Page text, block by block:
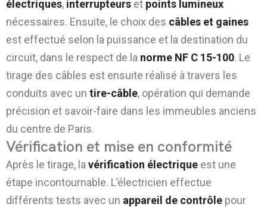
électriques, interrupteurs et points lumineux
nécessaires. Ensuite, le choix des câbles et gaines
est effectué selon la puissance et la destination du
circuit, dans le respect de la norme NF C 15-100. Le
tirage des câbles est ensuite réalisé à travers les
conduits avec un tire-câble, opération qui demande
précision et savoir-faire dans les immeubles anciens
du centre de Paris.
Vérification et mise en conformité
Après le tirage, la vérification électrique est une
étape incontournable. L’électricien effectue
différents tests avec un appareil de contrôle pour